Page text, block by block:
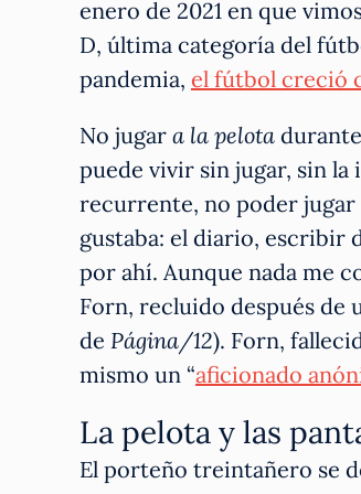
enero de 2021 en que
D, última categoría del
pandemia, el fútbol creció
No jugar a la pelota
puede vivir sin jugar, sin la
recurrente, no poder jugar
gustaba: el diario, escribir
por ahí. Aunque nada me
Forn, recluido después de
de Página/12). Forn,
mismo un “aficionado
La pelota y las
El porteño treintañero se